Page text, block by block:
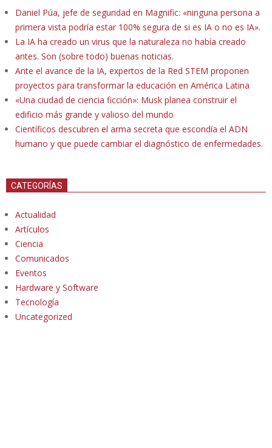
Daniel Púa, jefe de seguridad en Magnific: «ninguna persona a
primera vista podría estar 100% segura de si es IA o no es IA».
La IA ha creado un virus que la naturaleza no había creado
antes. Son (sobre todo) buenas noticias.
Ante el avance de la IA, expertos de la Red STEM proponen
proyectos para transformar la educación en América Latina
«Una ciudad de ciencia ficción»: Musk planea construir el
edificio más grande y valioso del mundo
Científicos descubren el arma secreta que escondía el ADN
humano y que puede cambiar el diagnóstico de enfermedades.
CATEGORÍAS
Actualidad
Artículos
Ciencia
Comunicados
Eventos
Hardware y Software
Tecnología
Uncategorized